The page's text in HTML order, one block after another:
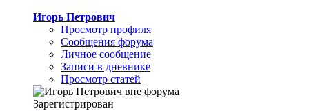
Игорь Петрович
Просмотр профиля
Сообщения форума
Личное сообщение
Записи в дневнике
Просмотр статей
Зарегистрирован